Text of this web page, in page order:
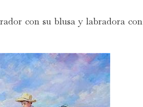
con su blusa y labradora con